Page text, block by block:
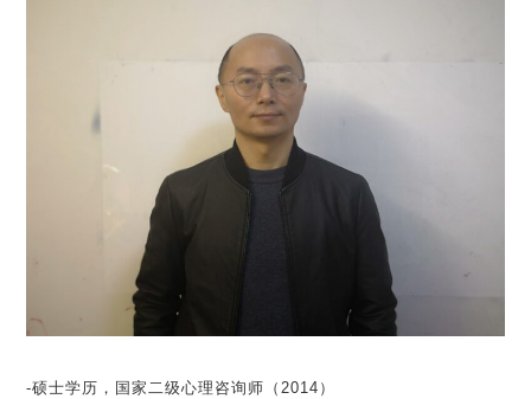
-硕士学历，国家二级心理咨询师（2014）